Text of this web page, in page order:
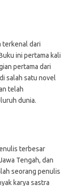
terkenal dari
ini pertama kali
pertama dari
salah satu novel
telah
dunia.
terbesar
Tengah, dan
seorang penulis
karya sastra